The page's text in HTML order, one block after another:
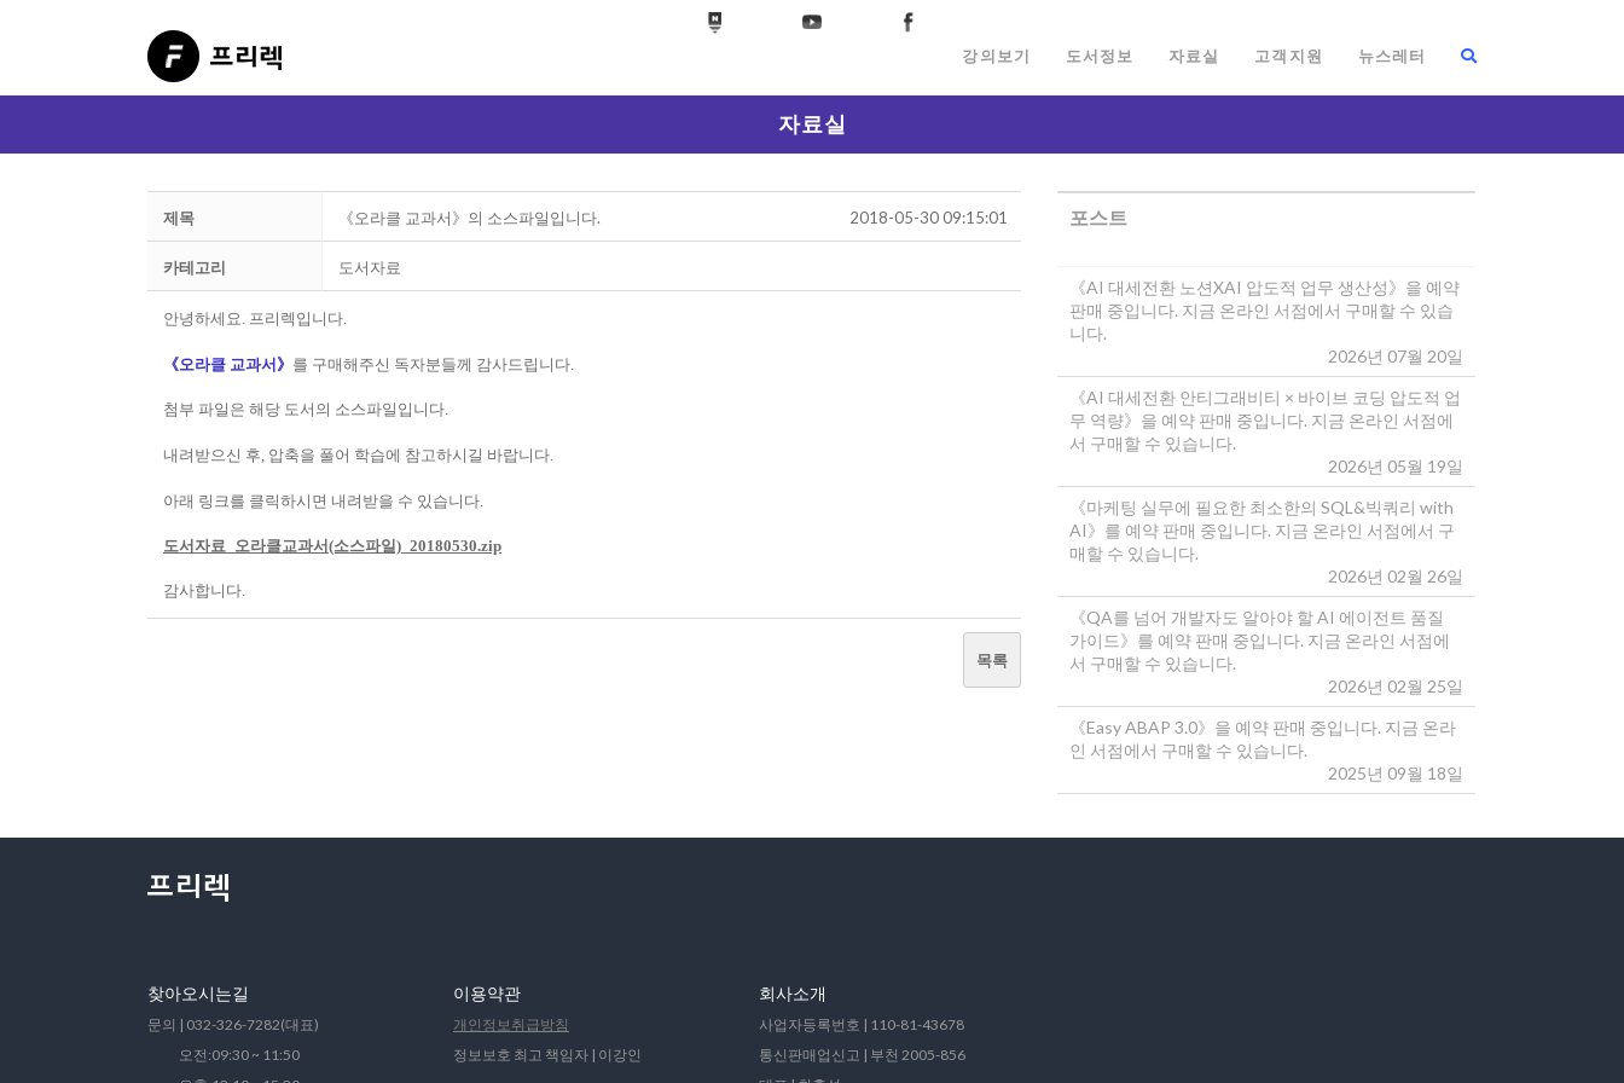
강의보기 도서정보 자료실 고객지원 뉴스레터
자료실
제목 《오라클 교과서》의 소스파일입니다. 2018-05-30 09:15:01
카테고리 도서자료
안녕하세요. 프리렉입니다.
《오라클 교과서》 를 구매해주신 독자분들께 감사드립니다.
첨부 파일은 해당 도서의 소스파일입니다.
내려받으신 후, 압축을 풀어 학습에 참고하시길 바랍니다.
아래 링크를 클릭하시면 내려받을 수 있습니다.
도서자료_오라클교과서(소스파일)_20180530.zip
감사합니다.
목록
포스트
《AI 대세전환 노션XAI 압도적 업무 생산성》을 예약
판매 중입니다. 지금 온라인 서점에서 구매할 수 있습
니다.
2026년 07월 20일
《AI 대세전환 안티그래비티 × 바이브 코딩 압도적 업
무 역량》을 예약 판매 중입니다. 지금 온라인 서점에
서 구매할 수 있습니다.
2026년 05월 19일
《마케팅 실무에 필요한 최소한의 SQL&빅쿼리 with
AI》를 예약 판매 중입니다. 지금 온라인 서점에서 구
매할 수 있습니다.
2026년 02월 26일
《QA를 넘어 개발자도 알아야 할 AI 에이전트 품질
가이드》를 예약 판매 중입니다. 지금 온라인 서점에
서 구매할 수 있습니다.
2026년 02월 25일
《Easy ABAP 3.0》을 예약 판매 중입니다. 지금 온라
인 서점에서 구매할 수 있습니다.
2025년 09월 18일
찾아오시는길
문의 | 032-326-7282(대표)
오전:09:30 ~ 11:50
이용약관
개인정보취급방침
정보보호 최고 책임자 | 이강인
회사소개
사업자등록번호 | 110-81-43678
통신판매업신고 | 부천 2005-856